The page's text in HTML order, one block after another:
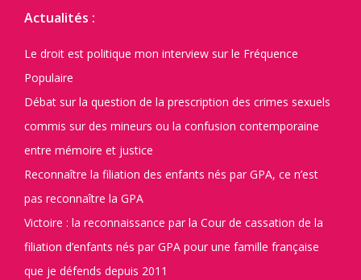
Actualités :
Le droit est politique mon interview sur le Fréquence
Populaire
Débat sur la question de la prescription des crimes sexuels
commis sur des mineurs ou la confusion contemporaine
entre mémoire et justice
Reconnaître la filiation des enfants nés par GPA, ce n’est
pas reconnaître la GPA
Victoire : la reconnaissance par la Cour de cassation de la
filiation d’enfants nés par GPA pour une famille française
que je défends depuis 2011